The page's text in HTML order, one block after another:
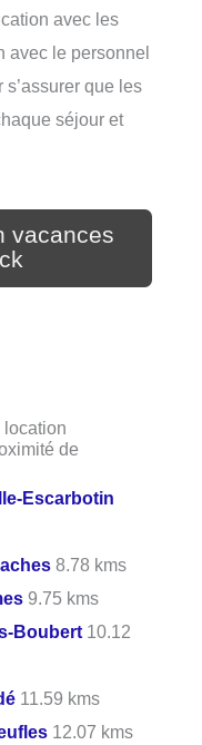
avec les
avec le personnel
s’assurer que les
séjour et
vacances
location
de
Escarbotin
8.78 kms
9.75 kms
Boubert 10.12
11.59 kms
12.07 kms